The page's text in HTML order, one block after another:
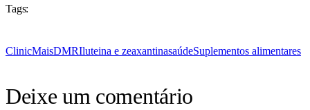
Tags:
ClinicMaisDMRIluteina e zeaxantinasaúdeSuplementos alimentares
Deixe um comentário